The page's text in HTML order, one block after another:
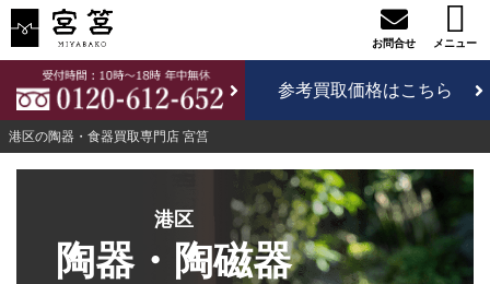
港区の陶器・食器買取専門店 宮筥
参考買取価格はこちら
港区
陶器・陶磁器